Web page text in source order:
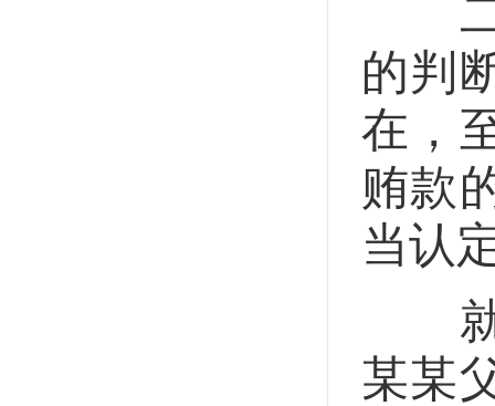
二
的判
在，
贿款
当认
就
某某